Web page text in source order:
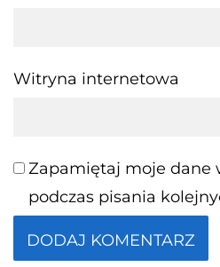
Witryna internetowa
Zapamiętaj moje dane
podczas pisania